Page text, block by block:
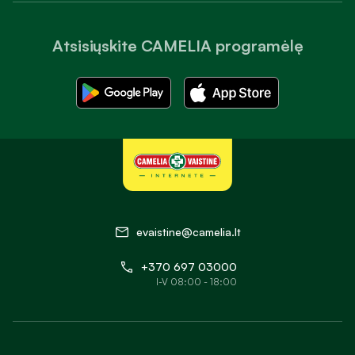
Atsisiųskite CAMELIA programėlę
evaistine@camelia.lt
+370 697 03000
I-V 08:00 - 18:00